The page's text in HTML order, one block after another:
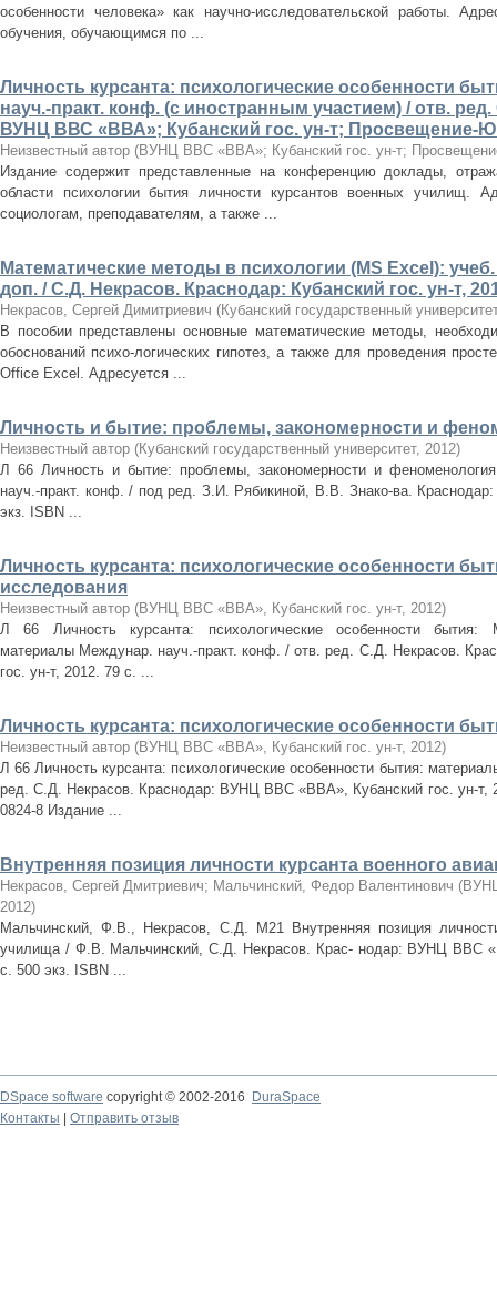
особенности человека» как научно-исследовательской работы.
обучения, обучающимся по ...
Личность курсанта: психологические особенности
науч.-практ. конф. (с иностранным участием) / отв.
ВУНЦ ВВС «ВВА»; Кубанский гос. ун-т; Просвещение-
Неизвестный автор (ВУНЦ ВВС «ВВА»; Кубанский гос. ун-т;
Издание содержит представленные на конференцию доклады,
области психологии бытия личности курсантов военных училищ.
социологам, преподавателям, а также ...
Математические методы в психологии (MS Excel):
доп. / С.Д. Некрасов. Краснодар: Кубанский гос. ун-т,
Некрасов, Сергей Димитриевич (Кубанский государственный университет
В пособии представлены основные математические методы,
обоснований психо-логических гипотез, а также для проведения
Office Excel. Адресуется ...
Личность и бытие: проблемы, закономерности и
Неизвестный автор (Кубанский государственный университет, 2012)
Л 66 Личность и бытие: проблемы, закономерности и
науч.-практ. конф. / под ред. З.И. Рябикиной, В.В. Знако-ва. Краснодар:
экз. ISBN ...
Личность курсанта: психологические особенности
исследования
Неизвестный автор (ВУНЦ ВВС «ВВА», Кубанский гос. ун-т, 2012)
Л 66 Личность курсанта: психологические особенности бытия:
материалы Междунар. науч.-практ. конф. / отв. ред. С.Д. Некрасов.
гос. ун-т, 2012. 79 с. ...
Личность курсанта: психологические особенности
Неизвестный автор (ВУНЦ ВВС «ВВА», Кубанский гос. ун-т, 2012)
Л 66 Личность курсанта: психологические особенности бытия:
ред. С.Д. Некрасов. Краснодар: ВУНЦ ВВС «ВВА», Кубанский гос. ун-т,
0824-8 Издание ...
Внутренняя позиция личности курсанта военного
Некрасов, Сергей Дмитриевич; Мальчинский, Федор Валентинович (
2012)
Мальчинский, Ф.В., Некрасов, С.Д. М21 Внутренняя позиция
училища / Ф.В. Мальчинский, С.Д. Некрасов. Крас- нодар: ВУНЦ ВВС
с. 500 экз. ISBN ...
DSpace software copyright © 2002-2016
DuraSpace
Контакты
Отправить отзыв